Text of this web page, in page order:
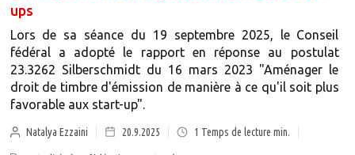
ups
Lors de sa séance du 19 septembre 2025, le Conseil
fédéral a adopté le rapport en réponse au postulat
23.3262 Silberschmidt du 16 mars 2023 "Aménager le
droit de timbre d'émission de manière à ce qu'il soit plus
favorable aux start-up".
Natalya Ezzaini 20.9.2025 1 Temps de lecture min.